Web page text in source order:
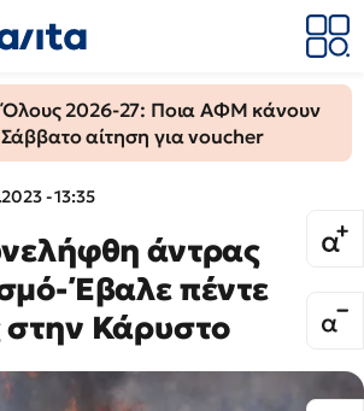
Όλους 2026-27: Ποια ΑΦΜ κάνουν
αίτηση για voucher
- 13:35
άντρας
Έβαλε πέντε
στην Κάρυστο